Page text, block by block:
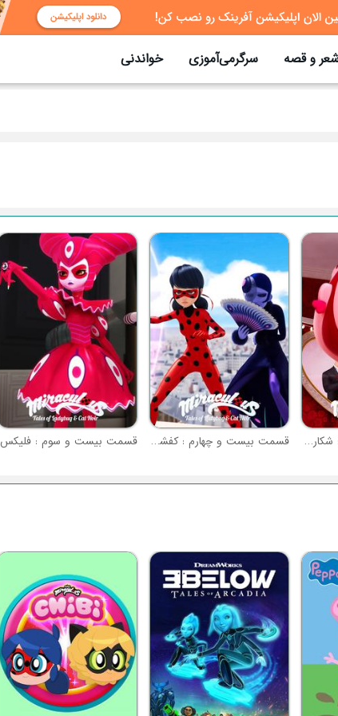
و قصه سرگرمی‌آموزی خواندنی
قسمت بیست و پنجم : شکارچی قلب (نبرد معجزه آسا - قسمت ا) قسمت بیست و چهارم : کفشدوزک قسمت بیست و سوم : فلیکس